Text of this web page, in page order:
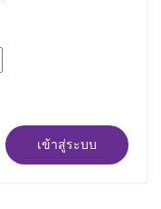
เข้าสู่ระบบ